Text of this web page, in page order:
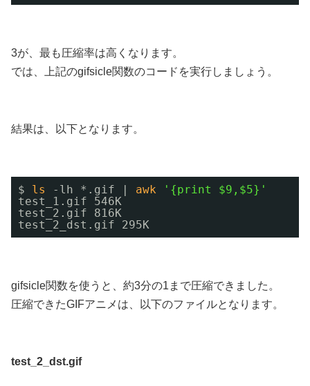
3が、最も圧縮率は高くなります。
では、上記のgifsicle関数のコードを実行しましょう。
結果は、以下となります。
$ ls -lh *.gif | awk
'{print $9,$5}'
test_1.gif 546K
test_2.gif 816K
test_2_dst.gif 295K
gifsicle関数を使うと、約3分の1まで圧縮できました。
圧縮できたGIFアニメは、以下のファイルとなります。
test_2_dst.gif